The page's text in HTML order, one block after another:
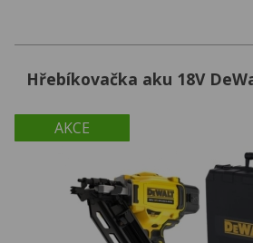
AKCE
Hřebíkovačka aku 18V